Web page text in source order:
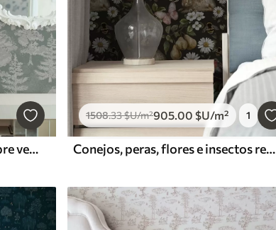
Coníferas en estilo pizarra sobre verde
1508.33$U/m²905.00 $U/m² 1
Conejos, peras, flores e insectos realistas sobre fondo oscuro